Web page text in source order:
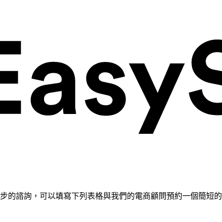
的諮詢，可以填寫下列表格與我們的電商顧問預約一個簡短